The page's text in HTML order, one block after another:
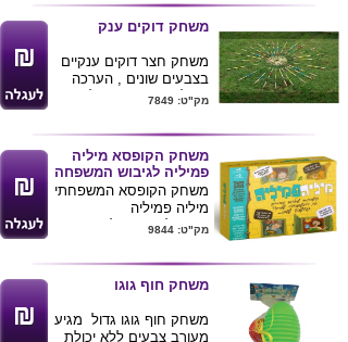
משחק דוקים ענק
משחק חצר דוקים ענקיים
בצבעים שונים , הערכה
מכילה 25 יחידות של דוקים
עובי 1.2 ס"מ
מק"ט: 7849
משחק הקופסא מיליה
פמיליה לגיבוש המשפחה
משחק הקופסא המשפחתי
מיליה פמיליה
המשפחה שלכם!
מה הילדים יודעים על
המשפחה שלכם?
איך סבא וסבתא נפגשו
בפעם הראשונה?
מק"ט: 9844
משחק חוף גוגו
משחק חוף גוגו גדול מגיע
מעורב צבעים ללא יכולת